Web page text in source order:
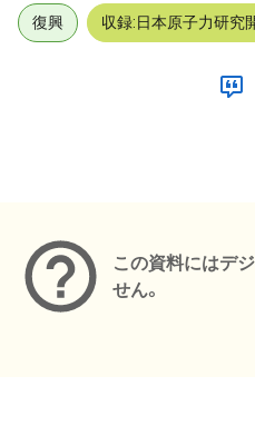
復興 収録:日本原子力研究
この資料にはデ
せん。